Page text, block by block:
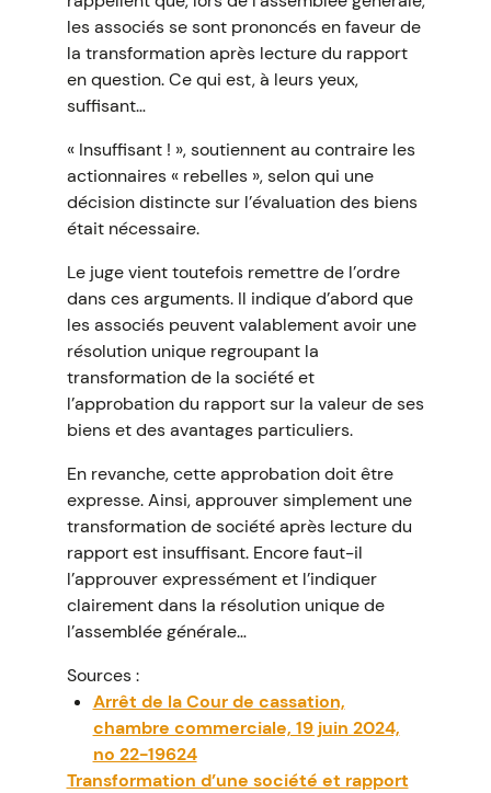
les associés se sont prononcés en faveur de
la transformation après lecture du rapport
en question. Ce qui est, à leurs yeux,
suffisant…
« Insuffisant ! », soutiennent au contraire les
actionnaires « rebelles », selon qui une
décision distincte sur l’évaluation des biens
était nécessaire.
Le juge vient toutefois remettre de l’ordre
dans ces arguments. Il indique d’abord que
les associés peuvent valablement avoir une
résolution unique regroupant la
transformation de la société et
l’approbation du rapport sur la valeur de ses
biens et des avantages particuliers.
En revanche, cette approbation doit être
expresse. Ainsi, approuver simplement une
transformation de société après lecture du
rapport est insuffisant. Encore faut-il
l’approuver expressément et l’indiquer
clairement dans la résolution unique de
l’assemblée générale…
Sources :
Arrêt de la Cour de cassation,
chambre commerciale, 19 juin 2024,
no 22-19624
Transformation d’une société et rapport